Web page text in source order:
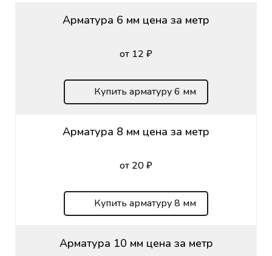
Арматура 6 мм цена за метр
от 12 ₽
Купить арматуру 6 мм
Арматура 8 мм цена за метр
от 20 ₽
Купить арматуру 8 мм
Арматура 10 мм цена за метр